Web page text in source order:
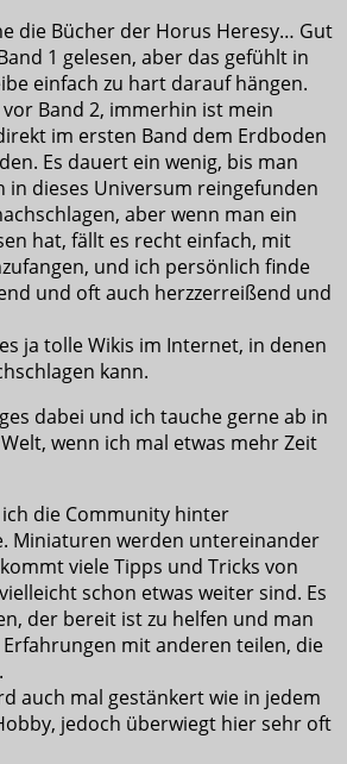
die Bücher der Horus Heresy… Gut
1 gelesen, aber das gefühlt in
einfach zu hart darauf hängen.
vor Band 2, immerhin ist mein
im ersten Band dem Erdboden
Es dauert ein wenig, bis man
in dieses Universum reingefunden
aber wenn man ein
hat, fällt es recht einfach, mit
und ich persönlich finde
und oft auch herzzerreißend und
ja tolle Wikis im Internet, in denen
kann.
dabei und ich tauche gerne ab in
wenn ich mal etwas mehr Zeit
die Community hinter
Miniaturen werden untereinander
viele Tipps und Tricks von
schon etwas weiter sind. Es
der bereit ist zu helfen und man
mit anderen teilen, die
auch mal gestänkert wie in jedem
jedoch überwiegt hier sehr oft